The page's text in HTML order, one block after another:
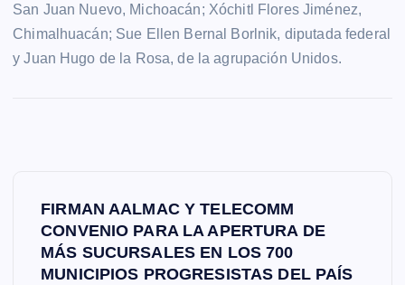
San Juan Nuevo, Michoacán; Xóchitl Flores Jiménez,
Chimalhuacán; Sue Ellen Bernal Borlnik, diputada federal
y Juan Hugo de la Rosa, de la agrupación Unidos.
FIRMAN AALMAC Y TELECOMM
CONVENIO PARA LA APERTURA DE
MÁS SUCURSALES EN LOS 700
MUNICIPIOS PROGRESISTAS DEL PAÍS